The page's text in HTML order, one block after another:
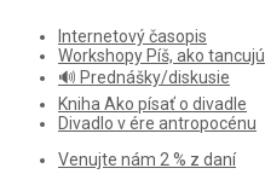
Internetový časopis
Workshopy Píš, ako tancujú
🔊 Prednášky/diskusie
Kniha Ako písať o divadle
Divadlo v ére antropocénu
Venujte nám 2 % z daní